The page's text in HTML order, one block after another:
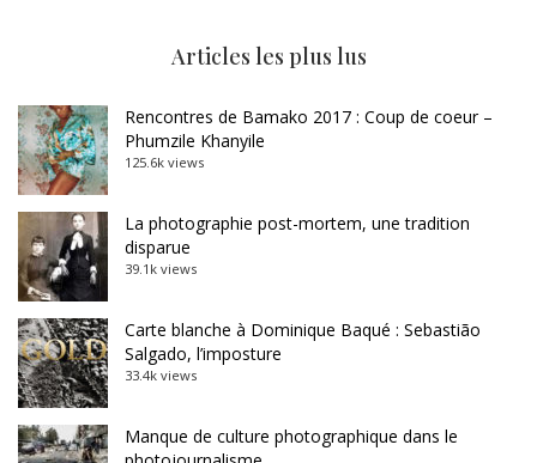
Articles les plus lus
Rencontres de Bamako 2017 : Coup de coeur –
Phumzile Khanyile
125.6k views
La photographie post-mortem, une tradition
disparue
39.1k views
Carte blanche à Dominique Baqué : Sebastião
Salgado, l’imposture
33.4k views
Manque de culture photographique dans le